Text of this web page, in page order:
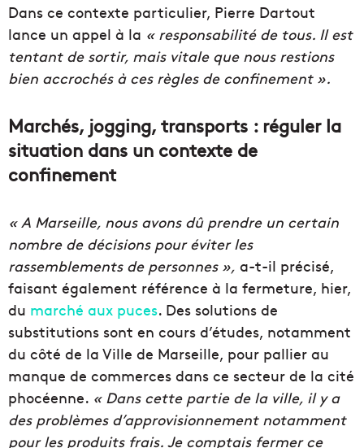
Dans ce contexte particulier, Pierre Dartout
lance un appel à la « responsabilité de tous. Il est
tentant de sortir, mais vitale que nous restions
bien accrochés à ces règles de confinement ».
Marchés, jogging, transports : réguler la
situation dans un contexte de
confinement
« A Marseille, nous avons dû prendre un certain
nombre de décisions pour éviter les
rassemblements de personnes », a-t-il précisé,
faisant également référence à la fermeture, hier,
du marché aux puces. Des solutions de
substitutions sont en cours d’études, notamment
du côté de la Ville de Marseille, pour pallier au
manque de commerces dans ce secteur de la cité
phocéenne. « Dans cette partie de la ville, il y a
des problèmes d’approvisionnement notamment
pour les produits frais. Je comptais fermer ce